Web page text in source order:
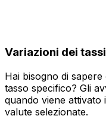
Variazioni dei
Hai bisogno di
tasso specifico? Gli
quando viene attivato
valute selezionate.